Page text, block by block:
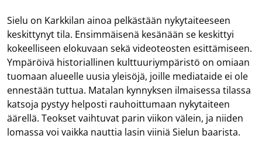
Sielu on Karkkilan ainoa pelkästään nykytaiteeseen
keskittynyt tila. Ensimmäisenä kesänään se keskittyi
kokeelliseen elokuvaan sekä videoteosten esittämiseen.
Ympäröivä historiallinen kulttuuriympäristö on omiaan
tuomaan alueelle uusia yleisöjä, joille mediataide ei ole
ennestään tuttua. Matalan kynnyksen ilmaisessa tilassa
katsoja pystyy helposti rauhoittumaan nykytaiteen
äärellä. Teokset vaihtuvat parin viikon välein, ja niiden
lomassa voi vaikka nauttia lasin viiniä Sielun baarista.